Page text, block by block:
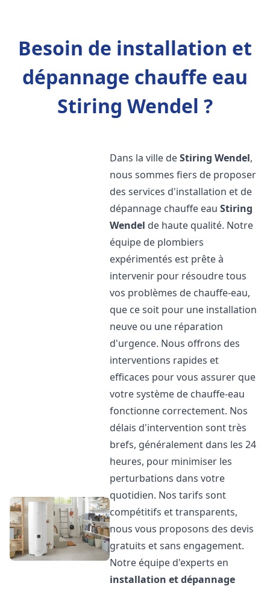
Besoin de installation et
dépannage chauffe eau
Stiring Wendel ?
Dans la ville deStiring Wendel,
nous sommes fiers de proposer
des services d'installation et de
dépannage chauffe eauStiring
Wendel de haute qualité. Notre
équipe de plombiers
expérimentés est prête à
intervenir pour résoudre tous
vos problèmes de chauffe-eau,
que ce soit pour une installation
neuve ou une réparation
d'urgence. Nous offrons des
interventions rapides et
efficaces pour vous assurer que
votre système de chauffe-eau
fonctionne correctement. Nos
délais d'intervention sont très
brefs, généralement dans les 24
heures, pour minimiser les
perturbations dans votre
quotidien. Nos tarifs sont
compétitifs et transparents,
nous vous proposons des devis
gratuits et sans engagement.
Notre équipe d'experts en
installation et dépannage